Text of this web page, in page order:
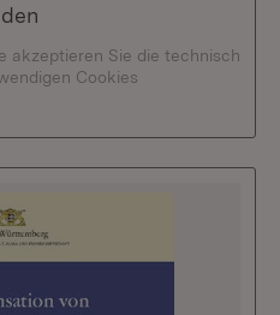
akzeptieren Sie die technisch
Cookies